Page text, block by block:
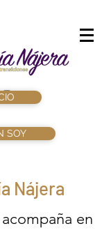
SOY
Nájera
en